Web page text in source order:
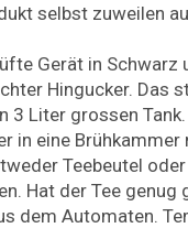
selbst zuweilen
Gerät in Schwarz
Hingucker. Das
3 Liter grossen
in eine Brühkammer
Teebeutel
Hat der Tee genug
dem Automaten.